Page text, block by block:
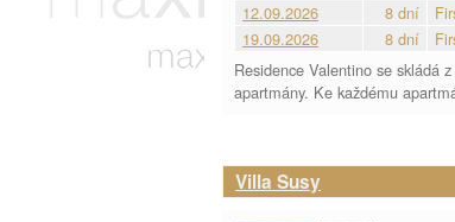
12.09.2026
8 dní
19.09.2026
8 dní
Residence Valentino se skládá
apartmány. Ke každému
Villa Susy